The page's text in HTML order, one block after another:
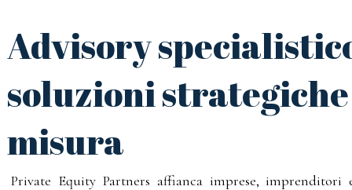
Advisory
soluzioni
misura
Private Equity Partners affianca imprese,